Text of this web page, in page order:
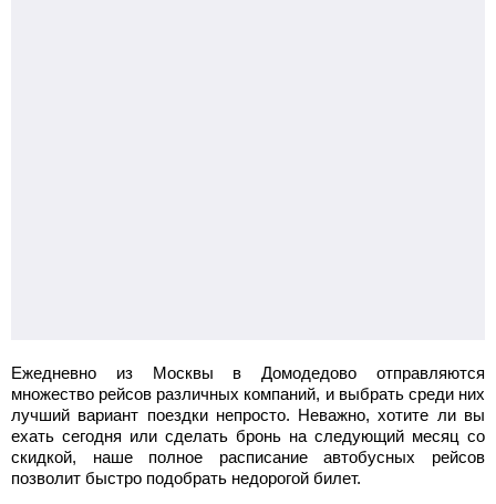
Ежедневно из Москвы в Домодедово отправляются
множество рейсов различных компаний, и выбрать среди них
лучший вариант поездки непросто. Неважно, хотите ли вы
ехать сегодня или сделать бронь на следующий месяц со
скидкой, наше полное расписание автобусных рейсов
позволит быстро подобрать недорогой билет.